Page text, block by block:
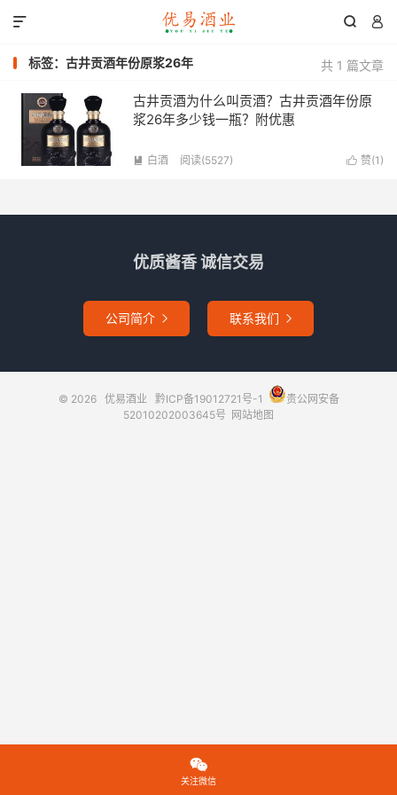
 

共 1 篇文章
标签：古井贡酒年份原浆26年
古井贡酒为什么叫贡酒？古井贡酒年份原
浆26年多少钱一瓶？附优惠
 赞(1 )
 白酒 阅读(5527)
优质酱香 诚信交易
公司简介  联系我们 
© 2026 优易酒业 黔ICP备19012721号-1
贵公网安备
52010202003645号 网站地图

关注微信